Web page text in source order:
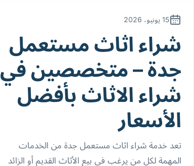
15 يونيو، 2026
شراء اثاث مستعمل
جدة – متخصصين في
شراء الاثاث بأفضل
الأسعار
تعد خدمة شراء اثاث مستعمل جدة من الخدمات
المهمة لكل من يرغب في بيع الأثاث القديم أو الزائد